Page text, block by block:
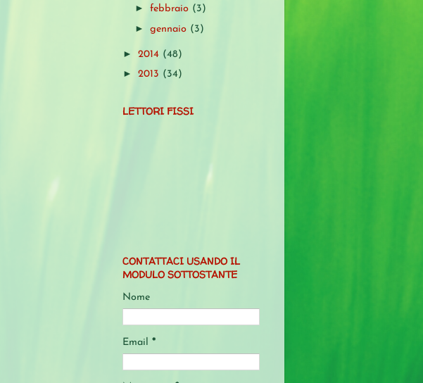
►febbraio (3)
►gennaio (3)
► 2014 (48)
► 2013 (34)
LETTORI FISSI
CONTATTACI USANDO IL
MODULO SOTTOSTANTE
Nome
Email *